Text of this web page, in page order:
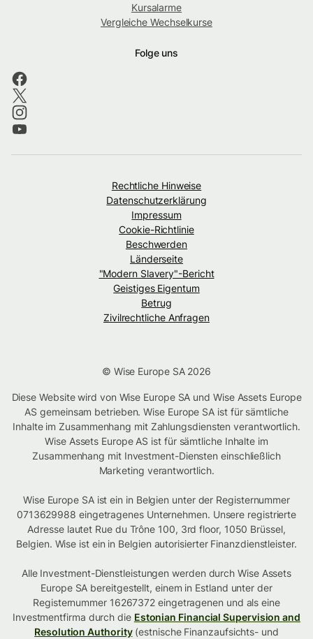
Kursalarme
Vergleiche Wechselkurse
Folge uns
Rechtliche Hinweise
Datenschutzerklärung
Impressum
Cookie-Richtlinie
Beschwerden
Länderseite
"Modern Slavery"-Bericht
Geistiges Eigentum
Betrug
Zivilrechtliche Anfragen
© Wise Europe SA 2026
Diese Website wird von Wise Europe SA und Wise Assets Europe
AS gemeinsam betrieben. Wise Europe SA ist für sämtliche
Inhalte im Zusammenhang mit Zahlungsdiensten verantwortlich.
Wise Assets Europe AS ist für sämtliche Inhalte im
Zusammenhang mit Investment-Diensten einschließlich
Marketing verantwortlich.
Wise Europe SA ist ein in Belgien unter der Registernummer
0713629988 eingetragenes Unternehmen. Unsere registrierte
Adresse lautet Rue du Trône 100, 3rd floor, 1050 Brüssel,
Belgien. Wise ist ein in Belgien autorisierter Finanzdienstleister.
Alle Investment-Dienstleistungen werden durch Wise Assets
Europe SA bereitgestellt, einem in Estland unter der
Registernummer 16267372 eingetragenen und als eine
Investmentfirma durch die Estonian Financial Supervision and
Resolution Authority(estnische Finanzaufsichts- und